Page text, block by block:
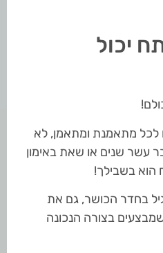
יכול
לכל מתאמנת ומתאמן, לא
שנים או שאת באימון
הוא בשבילך!
בחדר הכושר, גם את
בצורה הנכונה